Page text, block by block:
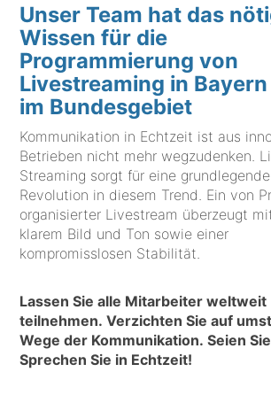
Unser Team hat das
Wissen für die
Programmierung von
Livestreaming in
im Bundesgebiet
Kommunikation in Echtzeit ist aus
Betrieben nicht mehr wegzudenken.
Streaming sorgt für eine grundlegende
Revolution in diesem Trend. Ein von
organisierter Livestream überzeugt
klarem Bild und Ton sowie einer
kompromisslosen Stabilität.
Lassen Sie alle Mitarbeiter weltweit
teilnehmen. Verzichten Sie auf
Wege der Kommunikation. Seien
Sprechen Sie in Echtzeit!